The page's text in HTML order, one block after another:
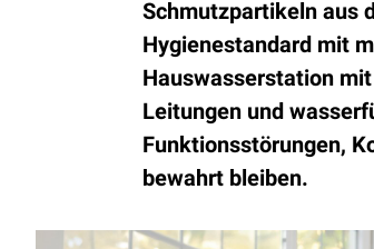
Schmutzpartikeln aus
Hygienestandard mit
Hauswasserstation
Leitungen und
Funktionsstörungen,
bewahrt bleiben.